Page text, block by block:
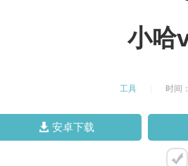
小哈
工具 时间
安卓下载